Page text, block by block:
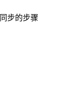
步的步骤